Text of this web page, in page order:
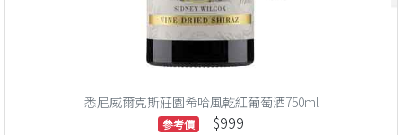
悉尼威爾克斯莊園希哈風乾紅葡萄酒750ml
參考價 $999